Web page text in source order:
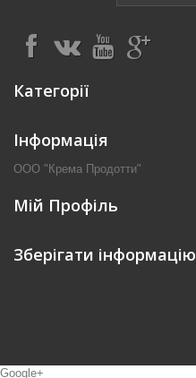
Категорії
Інформація
ООО "Крема Продотти"
Мій Профіль
Зберігати інформацію
Google+